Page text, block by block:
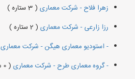
زهرا فلاح - شرکت معماری ( 3 ستاره )
رزا زارعی - شرکت معماری ( 2 ستاره )
- استودیو معماری هیگن - شرکت معماری
- گروه معماری طرح - شرکت معماری ( 0 ستاره )